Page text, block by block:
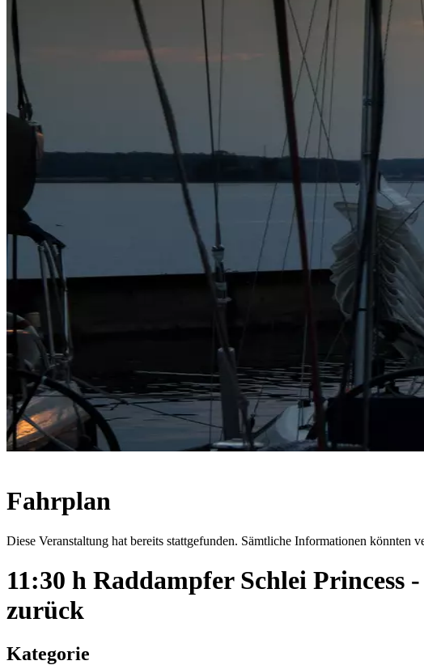
Fahrplan
Diese Veranstaltung hat bereits stattgefunden. Sämtliche Informationen könnten
11:30 h Raddampfer Schlei
zurück
Kategorie